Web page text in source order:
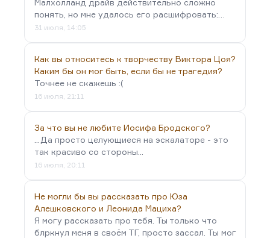
Малхолланд драйв действительно сложно
понять, но мне удалось его расшифровать:…
31 июля, 14:05
Как вы относитесь к творчеству Виктора Цоя?
Каким бы он мог быть, если бы не трагедия?
Точнее не скажешь :(
16 июля, 21:11
За что вы не любите Иосифа Бродского?
...Да просто целующиеся на эскалаторе - это
так красиво со стороны...
16 июля, 20:11
Не могли бы вы рассказать про Юза
Алешковского и Леонида Мациха?
Я могу рассказать про тебя. Ты только что
блркнул меня в своём ТГ, просто зассал. Ты мог